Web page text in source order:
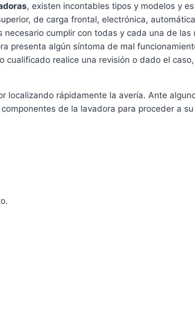
, existen incontables tipos y modelos y
de carga frontal, electrónica,
cumplir con todas y cada una de
presenta algún síntoma de mal
cualificado realice una revisión o dado el
localizando rápidamente la avería. Ante
de la lavadora para proceder a